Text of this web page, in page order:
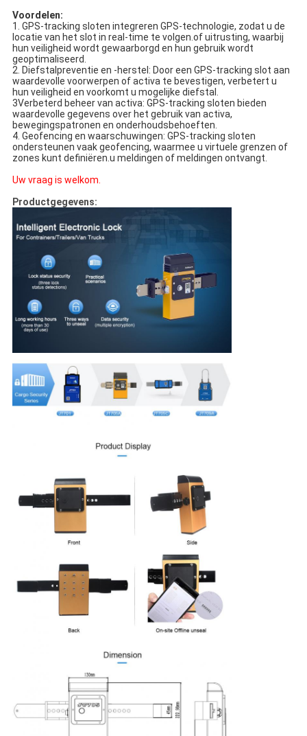
Voordelen:
1. GPS-tracking sloten integreren GPS-technologie, zodat u de
locatie van het slot in real-time te volgen.of uitrusting, waarbij
hun veiligheid wordt gewaarborgd en hun gebruik wordt
geoptimaliseerd.
2. Diefstalpreventie en -herstel: Door een GPS-tracking slot aan
waardevolle voorwerpen of activa te bevestigen, verbetert u
hun veiligheid en voorkomt u mogelijke diefstal.
3Verbeterd beheer van activa: GPS-tracking sloten bieden
waardevolle gegevens over het gebruik van activa,
bewegingspatronen en onderhoudsbehoeften.
4. Geofencing en waarschuwingen: GPS-tracking sloten
ondersteunen vaak geofencing, waarmee u virtuele grenzen of
zones kunt definiëren.u meldingen of meldingen ontvangt.
Uw vraag is welkom.
Productgegevens: